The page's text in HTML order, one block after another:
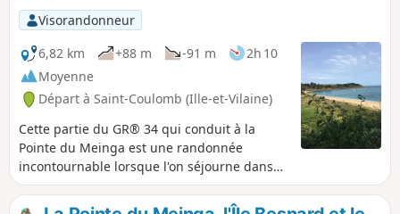
Visorandonneur
6,82 km
+88 m -91 m
2h 10
Moyenne
Départ à Saint-Coulomb (Ille-et-Vilaine)
Cette partie du GR® 34 qui conduit à la
Pointe du Meinga est une randonnée
incontournable lorsque l'on séjourne dans
l'environnement de Saint Malo-Saint
Coulomb. Du haut des 46 m de la falaise, le